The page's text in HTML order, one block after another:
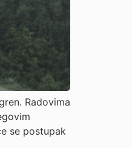
Radovima
se postupak